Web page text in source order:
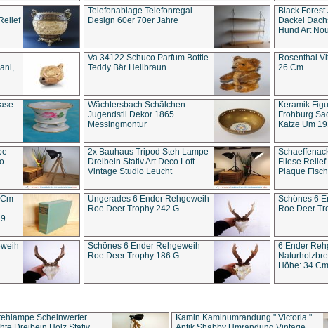
Telefonablage Telefonregal
Design 60er 70er Jahre
Black
Dackel
Hund Art
Va 34122 Schuco Parfum Bottle
Teddy Bär Hellbraun
Rosenthal
26 Cm
Wächtersbach Schälchen
Jugendstil Dekor 1865
Messingmontur
Keramik
Frohburg
Katze Um
2x Bauhaus Tripod Steh Lampe
Dreibein Stativ Art Deco Loft
Vintage Studio Leucht
Fliese Relief
Plaque Fisch
Ungerades 6 Ender Rehgeweih
Roe Deer Trophy 242 G
Schönes 6
Roe Deer
Schönes 6 Ender Rehgeweih
Roe Deer Trophy 186 G
6 Ender
Höhe: 34 Cm
Scheinwerfer
Kamin Kaminumrandung " Victoria "